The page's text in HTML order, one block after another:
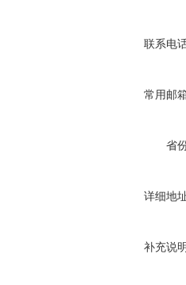
联系电
常用邮
省
详细地
补充说